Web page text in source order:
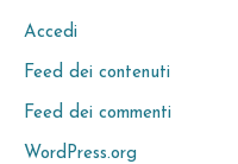
Accedi
Feed dei contenuti
Feed dei commenti
WordPress.org